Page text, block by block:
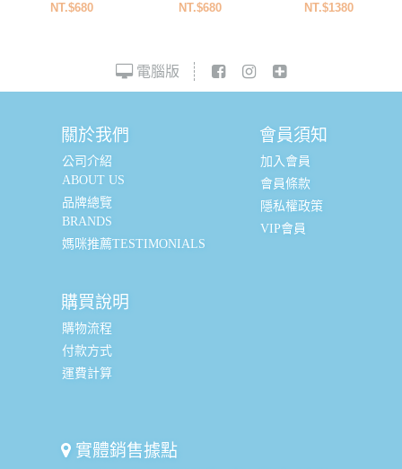
NT.$680
NT.$680
NT.$1380
電腦版
關於我們
公司介紹
ABOUT US
品牌總覽
BRANDS
媽咪推薦TESTIMONIALS
會員須知
加入會員
會員條款
隱私權政策
VIP會員
購買說明
購物流程
付款方式
運費計算
實體銷售據點